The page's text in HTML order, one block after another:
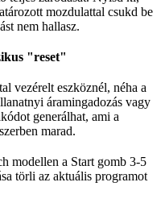
mozdulattal csukd be
nem hallasz.
"reset"
vezérelt eszköznél, néha a
áramingadozás vagy
generálhat, ami a
marad.
modellen a Start gomb 3-5
törli az aktuális programot